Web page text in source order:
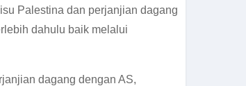
Palestina dan perjanjian dagang
dahulu baik melalui
dagang dengan AS,